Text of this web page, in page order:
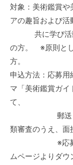
対象：美術鑑賞や
アの趣旨および活
共に学び活動
の方。 ※原則と
方。
申込方法：応募用
マ「美術鑑賞ガイ
て、
郵送・FAX
類審査のうえ、面
※応募用紙は
ムページよりダウ